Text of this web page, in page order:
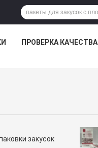
ПРОВЕРКА КАЧЕСТВА
закусок